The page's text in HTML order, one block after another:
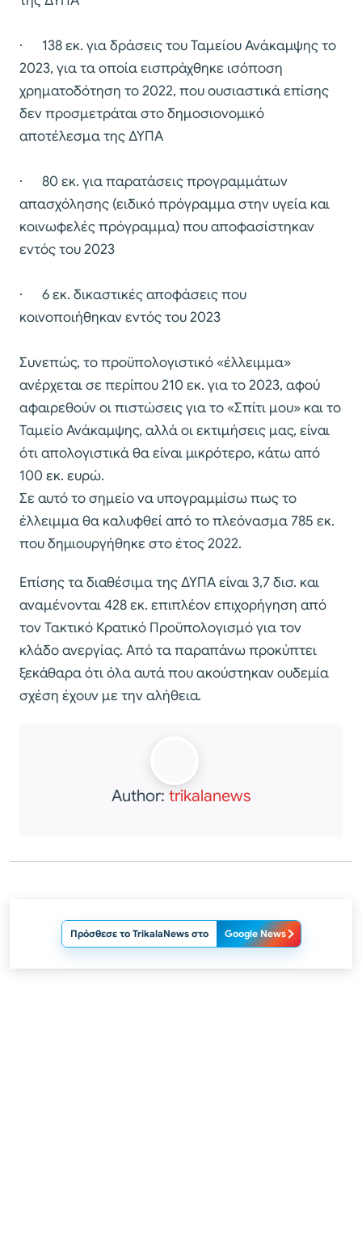
· 138 εκ. για δράσεις του Ταμείου Ανάκαμψης το
2023, για τα οποία εισπράχθηκε ισόποση
χρηματοδότηση το 2022, που ουσιαστικά επίσης
δεν προσμετράται στο δημοσιονομικό
αποτέλεσμα της ΔΥΠΑ
· 80 εκ. για παρατάσεις προγραμμάτων
απασχόλησης (ειδικό πρόγραμμα στην υγεία και
κοινωφελές πρόγραμμα) που αποφασίστηκαν
εντός του 2023
· 6 εκ. δικαστικές αποφάσεις που
κοινοποιήθηκαν εντός του 2023
Συνεπώς, το προϋπολογιστικό «έλλειμμα»
ανέρχεται σε περίπου 210 εκ. για το 2023, αφού
αφαιρεθούν οι πιστώσεις για το «Σπίτι μου» και το
Ταμείο Ανάκαμψης, αλλά οι εκτιμήσεις μας, είναι
ότι απολογιστικά θα είναι μικρότερο, κάτω από
100 εκ. ευρώ.
Σε αυτό το σημείο να υπογραμμίσω πως το
έλλειμμα θα καλυφθεί από το πλεόνασμα 785 εκ.
που δημιουργήθηκε στο έτος 2022.
Επίσης τα διαθέσιμα της ΔΥΠΑ είναι 3,7 δισ. και
αναμένονται 428 εκ. επιπλέον επιχορήγηση από
τον Τακτικό Κρατικό Προϋπολογισμό για τον
κλάδο ανεργίας. Από τα παραπάνω προκύπτει
ξεκάθαρα ότι όλα αυτά που ακούστηκαν ουδεμία
σχέση έχουν με την αλήθεια.
Author: trikalanews
Πρόσθεσε το TrikalaNews στο Google News